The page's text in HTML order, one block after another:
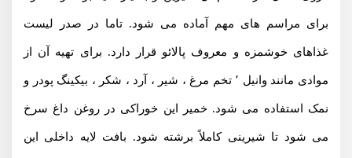
برای مراسم های مهم آماده می شود. تاما در صدر لیست
غذاهای خوشمزه و معروف پالائو قرار دارد. برای تهیه آن از
موادی مانند وانیل ٬ تخم مرغ ، شیر ، آرد ، شکر ، بیکینگ پودر و
نمک استفاده می شود. خمیر این خوراکی در روغن داغ سرخ
می شود تا شیرینی کاملاً برشته شود. بافت لایه داخلی این